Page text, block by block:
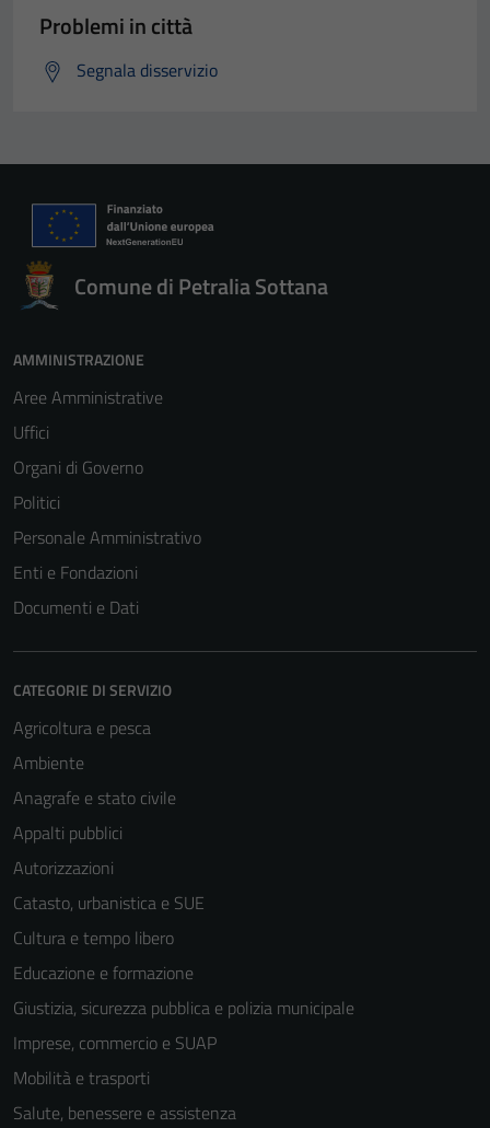
Problemi in città
Segnala disservizio
Comune di Petralia Sottana
AMMINISTRAZIONE
Aree Amministrative
Uffici
Organi di Governo
Politici
Personale Amministrativo
Enti e Fondazioni
Documenti e Dati
CATEGORIE DI SERVIZIO
Agricoltura e pesca
Ambiente
Anagrafe e stato civile
Appalti pubblici
Autorizzazioni
Catasto, urbanistica e SUE
Cultura e tempo libero
Educazione e formazione
Giustizia, sicurezza pubblica e polizia municipale
Imprese, commercio e SUAP
Mobilità e trasporti
Salute, benessere e assistenza